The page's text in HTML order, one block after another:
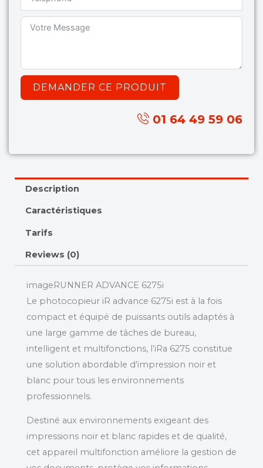
DEMANDER CE PRODUIT
01 64 49 59 06
Description
Caractéristiques
Tarifs
Reviews (0)
imageRUNNER ADVANCE 6275i
Le photocopieur iR advance 6275i est à la fois
compact et équipé de puissants outils adaptés à
une large gamme de tâches de bureau,
intelligent et multifonctions, l’iRa 6275 constitue
une solution abordable d’impression noir et
blanc pour tous les environnements
professionnels.
Destiné aux environnements exigeant des
impressions noir et blanc rapides et de qualité,
cet appareil multifonction améliore la gestion de